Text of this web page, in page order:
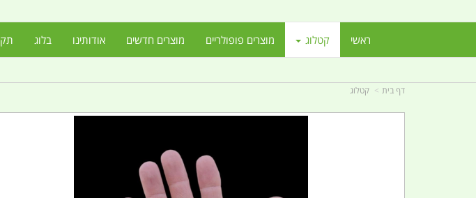
ראשי קטלוג מוצרים פופולריים מוצרים חדשים אודותינו בלוג
דף בית קטלוג